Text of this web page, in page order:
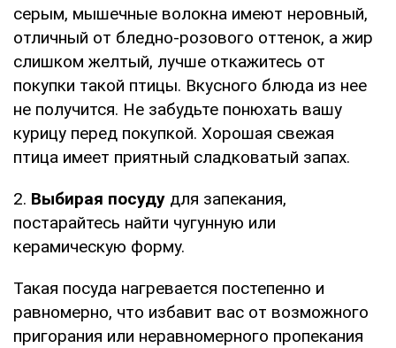
серым, мышечные волокна имеют неровный,
отличный от бледно-розового оттенок, а жир
слишком желтый, лучше откажитесь от
покупки такой птицы. Вкусного блюда из нее
не получится. Не забудьте понюхать вашу
курицу перед покупкой. Хорошая свежая
птица имеет приятный сладковатый запах.
2. Выбирая посуду для запекания,
постарайтесь найти чугунную или
керамическую форму.
Такая посуда нагревается постепенно и
равномерно, что избавит вас от возможного
пригорания или неравномерного пропекания